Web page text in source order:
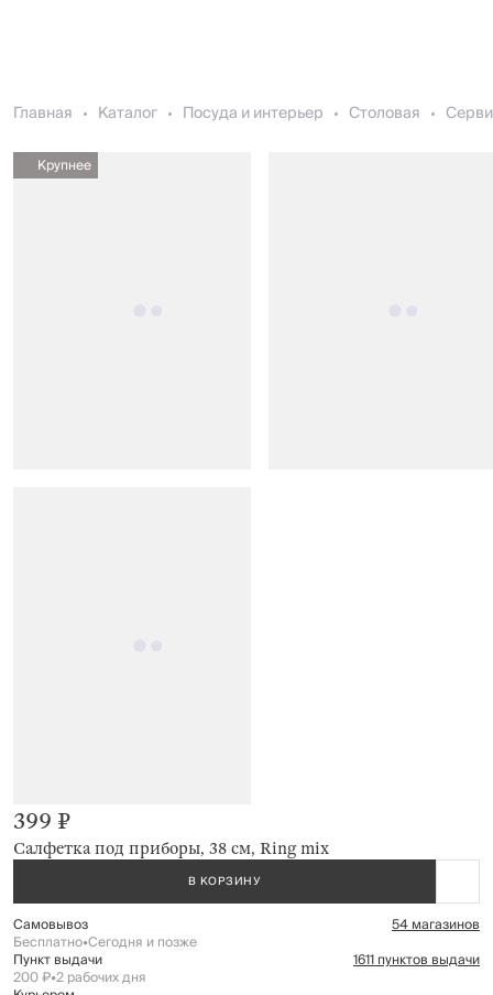
Главная Каталог Посуда и интерьер Столовая
Крупнее
Салфетка под приборы, 38 см, Ring mix
399 ₽
В КОРЗИНУ
Самовывоз 54 магазинов
Бесплатно•Сегодня и позже
Пункт выдачи 1611 пунктов выдачи
200 ₽•2 рабочих дня